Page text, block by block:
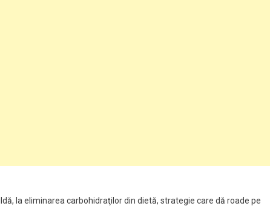
la eliminarea carbohidraţilor din dietă, strategie care dă roade pe